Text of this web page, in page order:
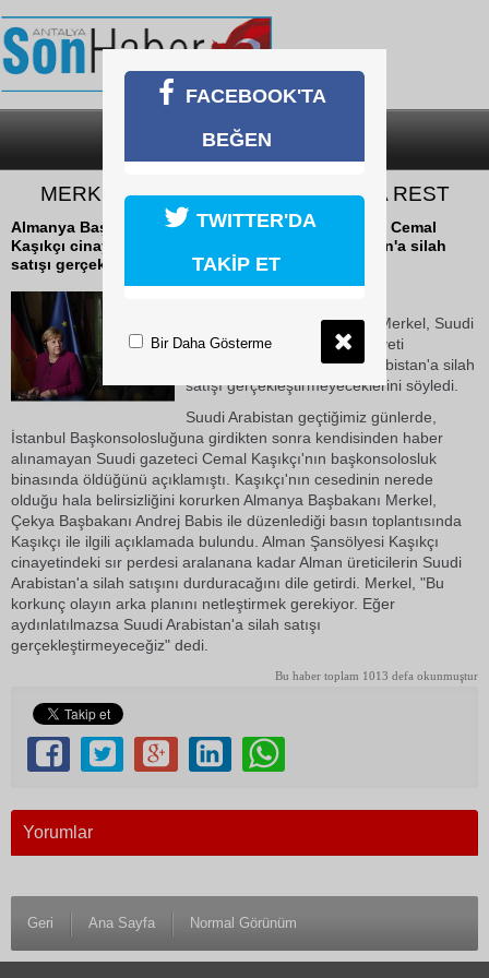
SON DAKİKA
MERKEL’DEN SUUDİ ARABİSTAN’A REST
Almanya Başbakanı Angela Merkel, Suudi gazeteci Cemal
Kaşıkçı cinayeti aydınlanana kadar Suudi Arabistan'a silah
satışı gerçekleştirmeyeceklerini söyledi.
Almanya Başbakanı Angela Merkel, Suudi
gazeteci Cemal Kaşıkçı cinayeti
aydınlanana kadar Suudi Arabistan'a silah
satışı gerçekleştirmeyeceklerini söyledi.
Suudi Arabistan geçtiğimiz günlerde,
İstanbul Başkonsolosluğuna girdikten sonra kendisinden haber
alınamayan Suudi gazeteci Cemal Kaşıkçı'nın başkonsolosluk
binasında öldüğünü açıklamıştı. Kaşıkçı'nın cesedinin nerede
olduğu hala belirsizliğini korurken Almanya Başbakanı Merkel,
Çekya Başbakanı Andrej Babis ile düzenlediği basın toplantısında
Kaşıkçı ile ilgili açıklamada bulundu. Alman Şansölyesi Kaşıkçı
cinayetindeki sır perdesi aralanana kadar Alman üreticilerin Suudi
Arabistan'a silah satışını durduracağını dile getirdi. Merkel, "Bu
korkunç olayın arka planını netleştirmek gerekiyor. Eğer
aydınlatılmazsa Suudi Arabistan'a silah satışı
gerçekleştirmeyeceğiz" dedi.
Bu haber toplam 1013 defa okunmuştur
Yorumlar
Geri Ana Sayfa Normal Görünüm
FACEBOOK'TA
BEĞEN
TWITTER'DA
TAKİP ET
Bir Daha Gösterme